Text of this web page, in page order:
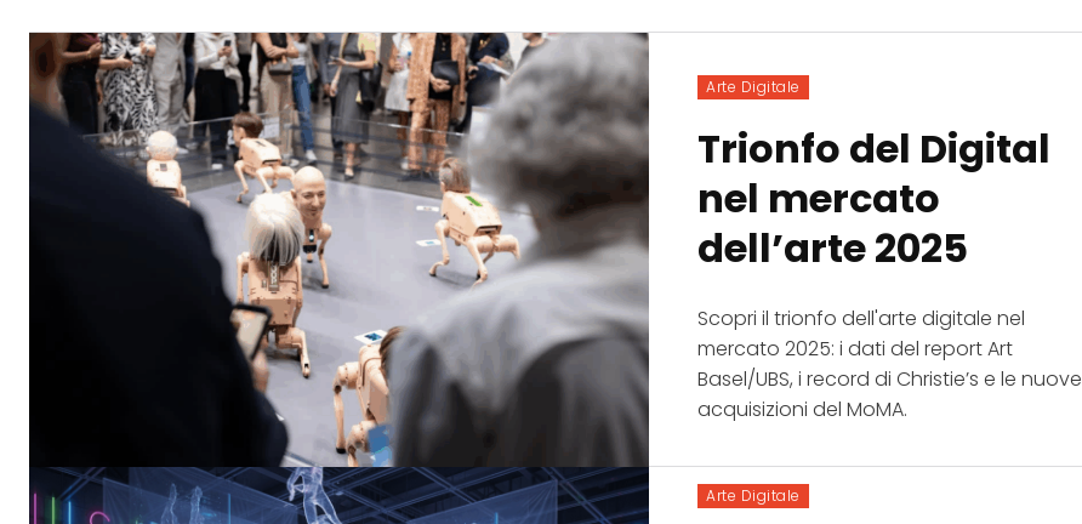
Arte Digitale
Trionfo del Digital
nel mercato
dell’arte 2025
Scopri il trionfo dell'arte digitale nel
mercato 2025: i dati del report Art
Basel/UBS, i record di Christie’s e le nuove
acquisizioni del MoMA.
Arte Digitale